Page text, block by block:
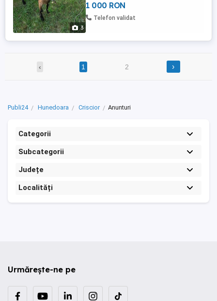
3
1 000 RON
Telefon validat
‹ 1 2 ›
Publi24 Hunedoara Criscior Anunturi
Categorii
Subcategorii
Județe
Localități
Urmărește-ne pe